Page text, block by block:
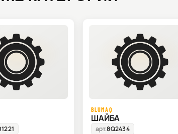
BLUMAQ
ШАЙБА
арт.8Q2434